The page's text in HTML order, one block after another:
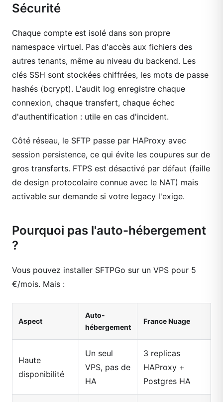
Sécurité
Chaque compte est isolé dans son propre
namespace virtuel. Pas d'accès aux fichiers des
autres tenants, même au niveau du backend. Les
clés SSH sont stockées chiffrées, les mots de passe
hashés (bcrypt). L'audit log enregistre chaque
connexion, chaque transfert, chaque échec
d'authentification : utile en cas d'incident.
Côté réseau, le SFTP passe par HAProxy avec
session persistence, ce qui évite les coupures sur de
gros transferts. FTPS est désactivé par défaut (faille
de design protocolaire connue avec le NAT) mais
activable sur demande si votre legacy l'exige.
Pourquoi pas l'auto-hébergement
?
Vous pouvez installer SFTPGo sur un VPS pour 5
€/mois. Mais :
Aspect
Auto-
hébergement
France Nuage
Haute
disponibilité
Un seul
VPS, pas de
HA
3 replicas
HAProxy +
Postgres HA